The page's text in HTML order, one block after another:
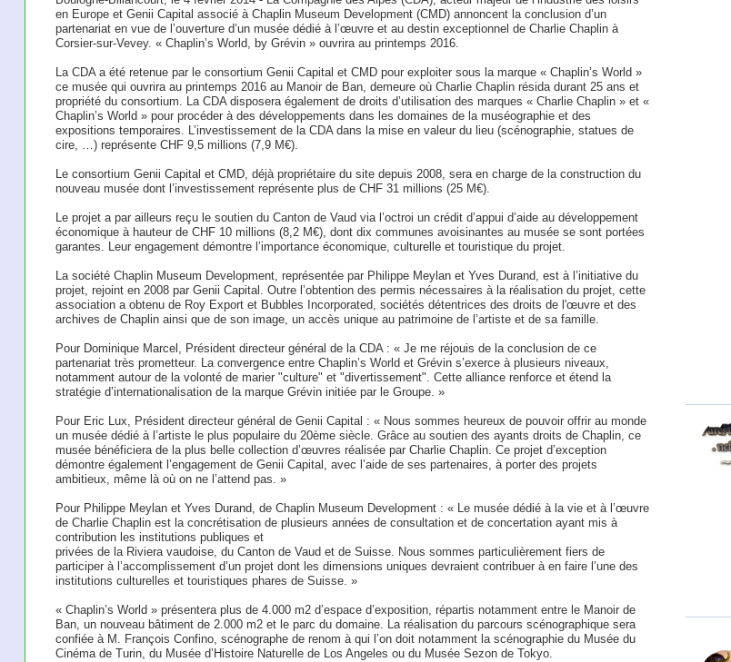
en Europe et Genii Capital associé à Chaplin Museum Development (CMD) annoncent la conclusion d’un
partenariat en vue de l’ouverture d’un musée dédié à l’œuvre et au destin exceptionnel de Charlie Chaplin à
Corsier-sur-Vevey. « Chaplin’s World, by Grévin » ouvrira au printemps 2016.
La CDA a été retenue par le consortium Genii Capital et CMD pour exploiter sous la marque « Chaplin’s World »
ce musée qui ouvrira au printemps 2016 au Manoir de Ban, demeure où Charlie Chaplin résida durant 25 ans et
propriété du consortium. La CDA disposera également de droits d’utilisation des marques « Charlie Chaplin » et «
Chaplin’s World » pour procéder à des développements dans les domaines de la muséographie et des
expositions temporaires. L’investissement de la CDA dans la mise en valeur du lieu (scénographie, statues de
cire, …) représente CHF 9,5 millions (7,9 M€).
Le consortium Genii Capital et CMD, déjà propriétaire du site depuis 2008, sera en charge de la construction du
nouveau musée dont l’investissement représente plus de CHF 31 millions (25 M€).
Le projet a par ailleurs reçu le soutien du Canton de Vaud via l’octroi un crédit d’appui d’aide au développement
économique à hauteur de CHF 10 millions (8,2 M€), dont dix communes avoisinantes au musée se sont portées
garantes. Leur engagement démontre l’importance économique, culturelle et touristique du projet.
La société Chaplin Museum Development, représentée par Philippe Meylan et Yves Durand, est à l’initiative du
projet, rejoint en 2008 par Genii Capital. Outre l’obtention des permis nécessaires à la réalisation du projet, cette
association a obtenu de Roy Export et Bubbles Incorporated, sociétés détentrices des droits de l'œuvre et des
archives de Chaplin ainsi que de son image, un accès unique au patrimoine de l’artiste et de sa famille.
Pour Dominique Marcel, Président directeur général de la CDA : « Je me réjouis de la conclusion de ce
partenariat très prometteur. La convergence entre Chaplin’s World et Grévin s’exerce à plusieurs niveaux,
notamment autour de la volonté de marier "culture" et "divertissement". Cette alliance renforce et étend la
stratégie d’internationalisation de la marque Grévin initiée par le Groupe. »
Pour Eric Lux, Président directeur général de Genii Capital : « Nous sommes heureux de pouvoir offrir au monde
un musée dédié à l’artiste le plus populaire du 20ème siècle. Grâce au soutien des ayants droits de Chaplin, ce
musée bénéficiera de la plus belle collection d’œuvres réalisée par Charlie Chaplin. Ce projet d’exception
démontre également l’engagement de Genii Capital, avec l’aide de ses partenaires, à porter des projets
ambitieux, même là où on ne l’attend pas. »
Pour Philippe Meylan et Yves Durand, de Chaplin Museum Development : « Le musée dédié à la vie et à l’œuvre
de Charlie Chaplin est la concrétisation de plusieurs années de consultation et de concertation ayant mis à
contribution les institutions publiques et
privées de la Riviera vaudoise, du Canton de Vaud et de Suisse. Nous sommes particulièrement fiers de
participer à l’accomplissement d’un projet dont les dimensions uniques devraient contribuer à en faire l’une des
institutions culturelles et touristiques phares de Suisse. »
« Chaplin’s World » présentera plus de 4.000 m2 d’espace d’exposition, répartis notamment entre le Manoir de
Ban, un nouveau bâtiment de 2.000 m2 et le parc du domaine. La réalisation du parcours scénographique sera
confiée à M. François Confino, scénographe de renom à qui l’on doit notamment la scénographie du Musée du
Cinéma de Turin, du Musée d’Histoire Naturelle de Los Angeles ou du Musée Sezon de Tokyo.